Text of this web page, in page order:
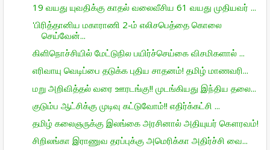
19 வயது யுவதிக்கு காதல் வலைவீசிய 61 வயது முதியவர் ...
'பிரித்தானிய மகாராணி 2-ம் எலிசபெத்தை கொலை
செய்வேன்...
கிளிநொச்சியில் மேட்டுநில பயிர்ச்செய்கை விசமிகளால் ...
எரிவாயு வெடிப்பை தடுக்க புதிய சாதனம்! தமிழ் மாணவரி...
மறு அறிவித்தல் வரை ஊரடங்கு!! முடங்கியது இந்திய தலை...
குடும்ப ஆட்சிக்கு முடிவு கட்டுவோம்!! எதிர்க்கட்சி ...
தமிழ் கலைஞருக்கு இலங்கை அரசினால் அதியுயர் கௌரவம்!
சிறிலங்கா இராணுவ தரப்புக்கு அமெரிக்கா அதிர்ச்சி வை...